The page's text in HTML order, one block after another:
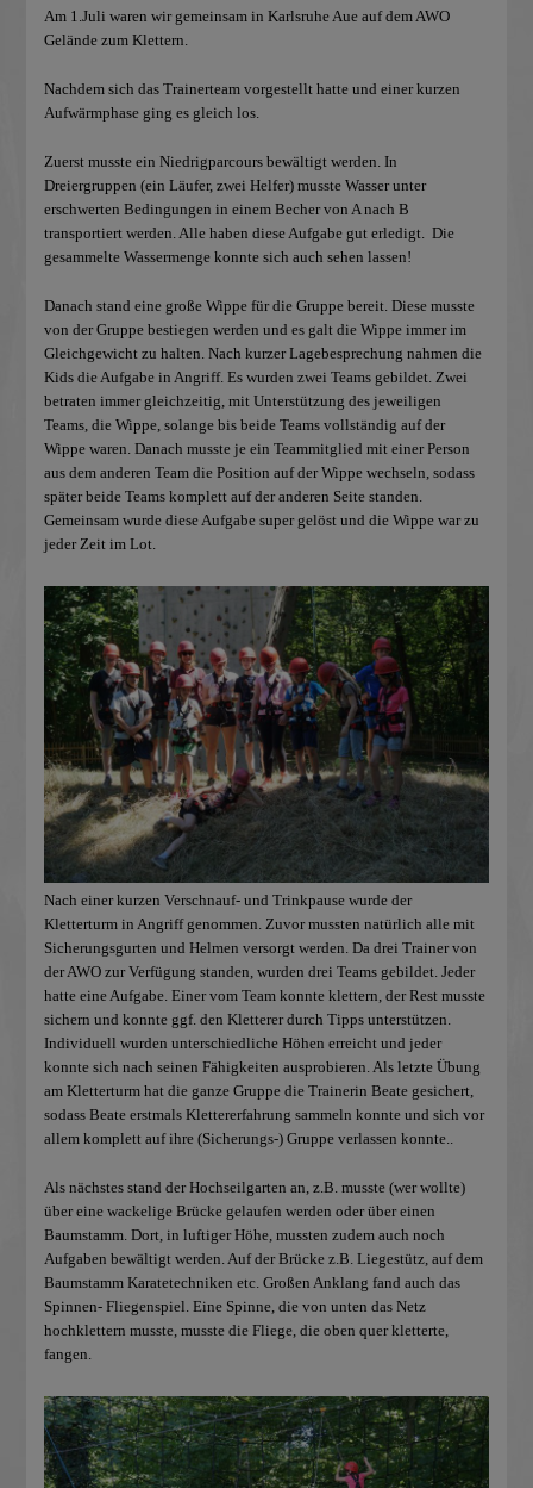
Am 1.Juli waren wir gemeinsam in Karlsruhe Aue auf dem AWO
Gelände zum Klettern.
Nachdem sich das Trainerteam vorgestellt hatte und einer kurzen
Aufwärmphase ging es gleich los.
Zuerst musste ein Niedrigparcours bewältigt werden. In
Dreiergruppen (ein Läufer, zwei Helfer) musste Wasser unter
erschwerten Bedingungen in einem Becher von A nach B
transportiert werden. Alle haben diese Aufgabe gut erledigt. Die
gesammelte Wassermenge konnte sich auch sehen lassen!
Danach stand eine große Wippe für die Gruppe bereit. Diese musste
von der Gruppe bestiegen werden und es galt die Wippe immer im
Gleichgewicht zu halten. Nach kurzer Lagebesprechung nahmen die
Kids die Aufgabe in Angriff. Es wurden zwei Teams gebildet. Zwei
betraten immer gleichzeitig, mit Unterstützung des jeweiligen
Teams, die Wippe, solange bis beide Teams vollständig auf der
Wippe waren. Danach musste je ein Teammitglied mit einer Person
aus dem anderen Team die Position auf der Wippe wechseln, sodass
später beide Teams komplett auf der anderen Seite standen.
Gemeinsam wurde diese Aufgabe super gelöst und die Wippe war zu
jeder Zeit im Lot.
Nach einer kurzen Verschnauf- und Trinkpause wurde der
Kletterturm in Angriff genommen. Zuvor mussten natürlich alle mit
Sicherungsgurten und Helmen versorgt werden. Da drei Trainer von
der AWO zur Verfügung standen, wurden drei Teams gebildet. Jeder
hatte eine Aufgabe. Einer vom Team konnte klettern, der Rest musste
sichern und konnte ggf. den Kletterer durch Tipps unterstützen.
Individuell wurden unterschiedliche Höhen erreicht und jeder
konnte sich nach seinen Fähigkeiten ausprobieren. Als letzte Übung
am Kletterturm hat die ganze Gruppe die Trainerin Beate gesichert,
sodass Beate erstmals Klettererfahrung sammeln konnte und sich vor
allem komplett auf ihre (Sicherungs-) Gruppe verlassen konnte..
Als nächstes stand der Hochseilgarten an, z.B. musste (wer wollte)
über eine wackelige Brücke gelaufen werden oder über einen
Baumstamm. Dort, in luftiger Höhe, mussten zudem auch noch
Aufgaben bewältigt werden. Auf der Brücke z.B. Liegestütz, auf dem
Baumstamm Karatetechniken etc. Großen Anklang fand auch das
Spinnen- Fliegenspiel. Eine Spinne, die von unten das Netz
hochklettern musste, musste die Fliege, die oben quer kletterte,
fangen.